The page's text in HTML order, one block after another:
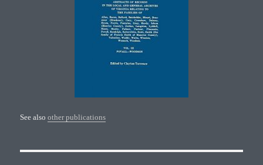
See alsoother publications